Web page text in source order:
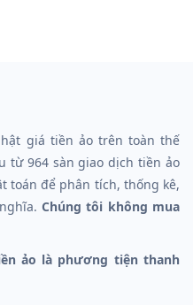
giá tiền ảo trên toàn thế
từ 964 sàn giao dịch tiền ảo
toán để phân tích, thống kê,
Chúng tôi không mua
ảo là phương tiện thanh